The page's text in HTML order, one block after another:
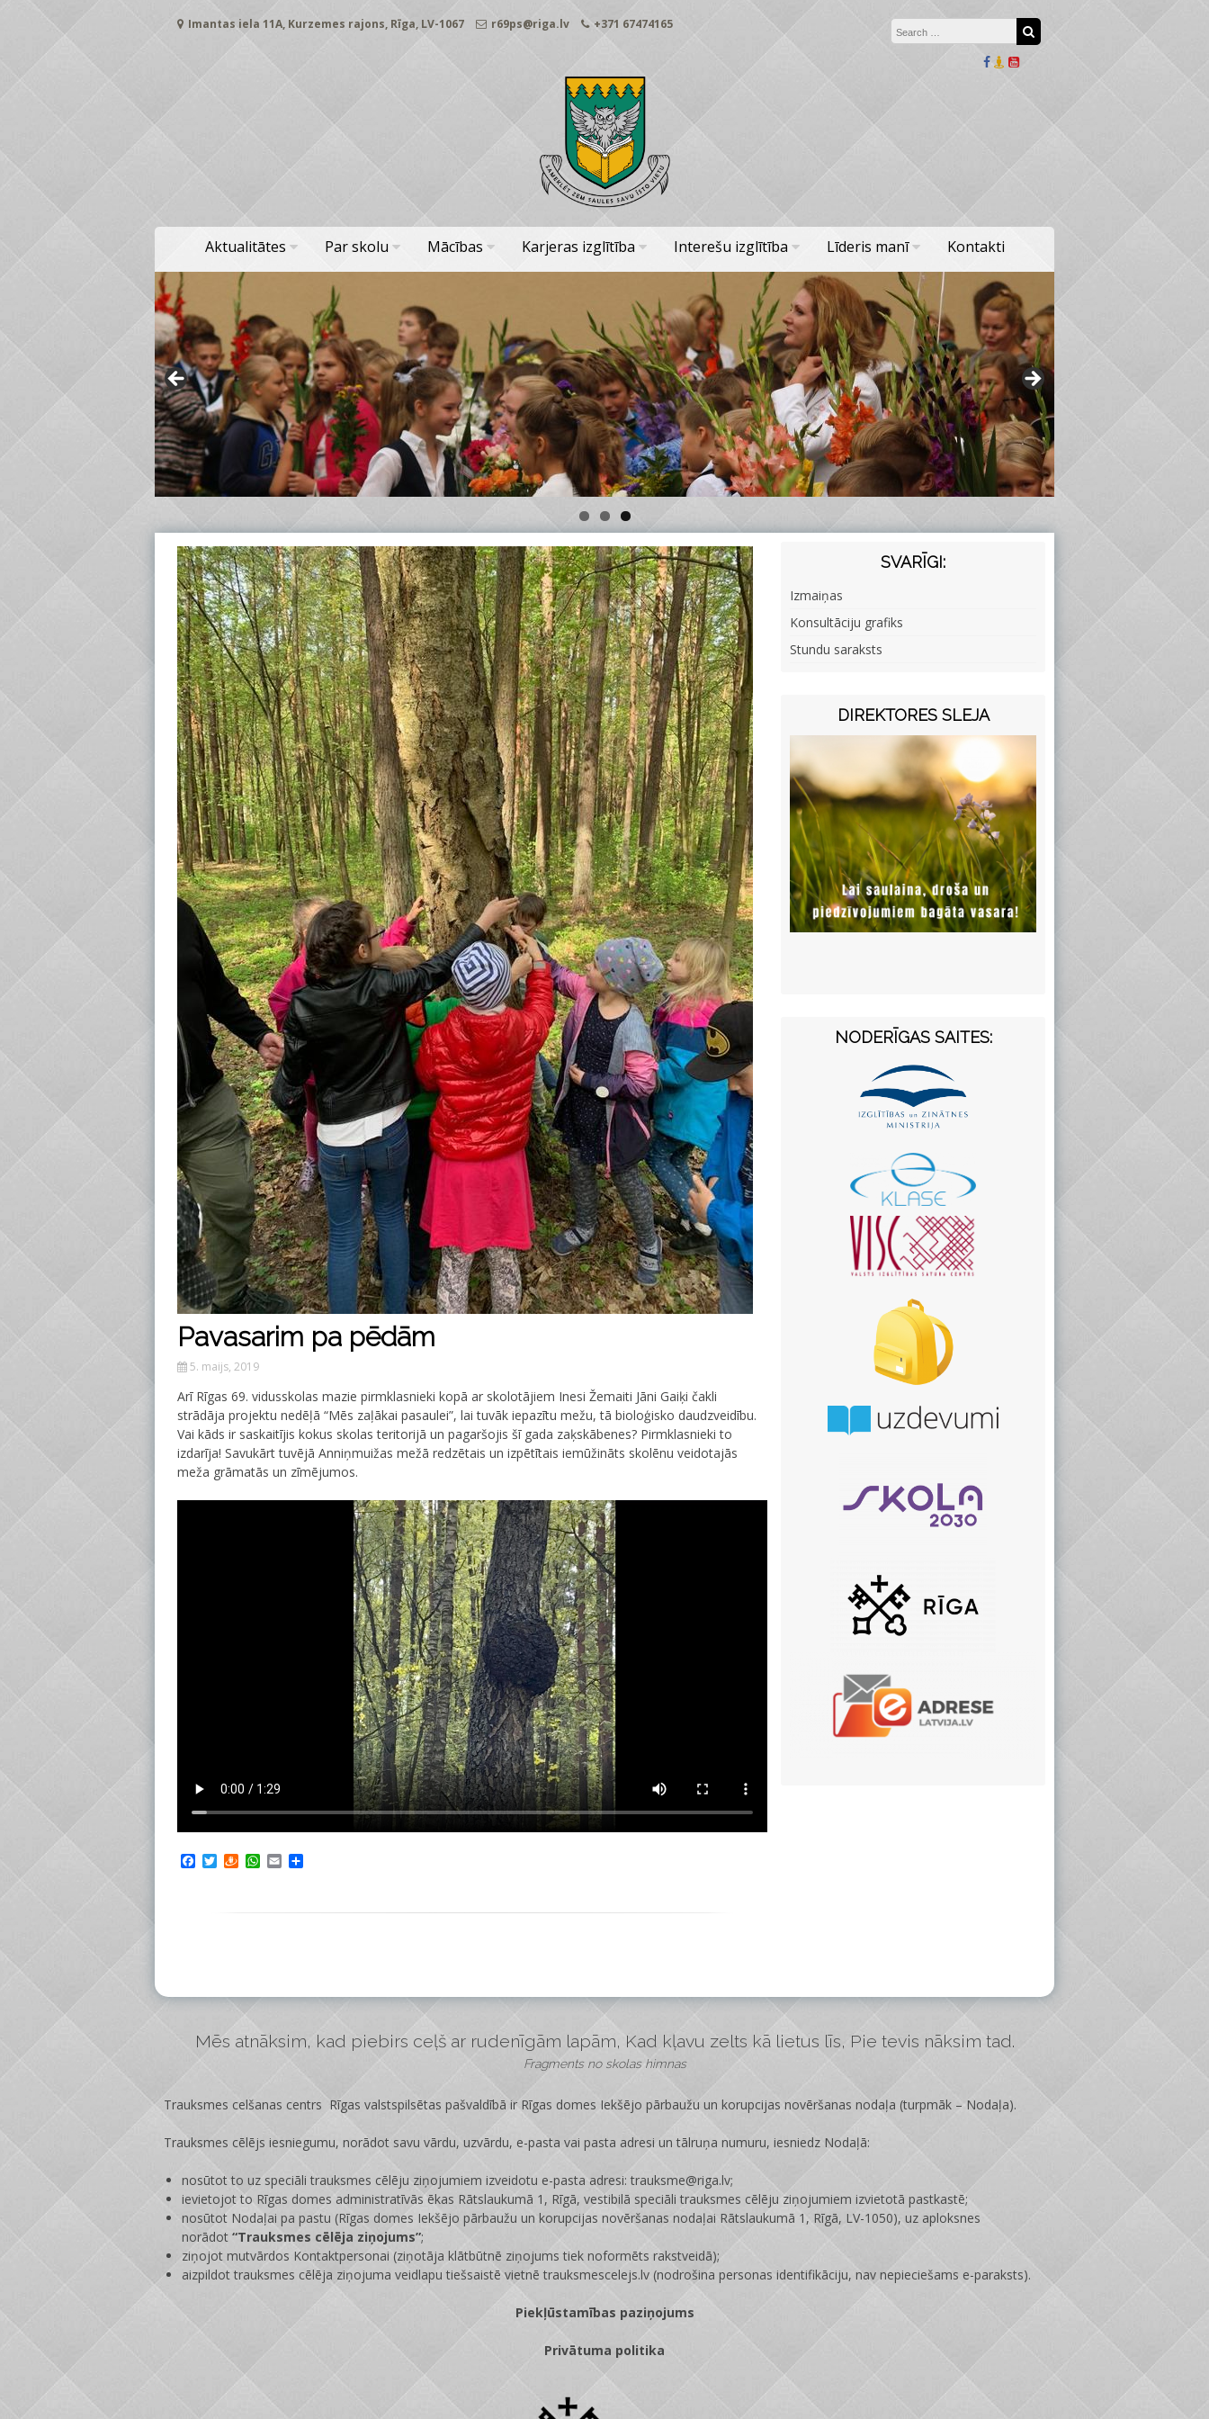
Imantas iela 11A, Kurzemes rajons, Rīga, LV-1067 r69ps@riga.lv +371 67474165
Aktualitātes Par skolu Mācības Karjeras izglītība Interešu izglītība Līderis manī Kontakti
Pavasarim pa pēdām
5. maijs, 2019
Arī Rīgas 69. vidusskolas mazie pirmklasnieki kopā ar skolotājiem Inesi Žemaiti Jāni Gaiķi čakli
strādāja projektu nedēļā “Mēs zaļākai pasaulei”, lai tuvāk iepazītu mežu, tā bioloģisko daudzveidību.
Vai kāds ir saskaitījis kokus skolas teritorijā un pagaršojis šī gada zaķskābenes? Pirmklasnieki to
izdarīja! Savukārt tuvējā Anniņmuižas mežā redzētais un izpētītais iemūžināts skolēnu veidotajās
meža grāmatās un zīmējumos.
Facebook
TwitterDraugiem
WhatsApp
Email
SVARĪGI:
Izmaiņas
Konsultāciju grafiks
Stundu saraksts
DIREKTORES SLEJA
NODERĪGAS SAITES:
Mēs atnāksim, kad piebirs ceļš ar rudenīgām lapām, Kad kļavu zelts kā lietus līs, Pie tevis nāksim tad.
Fragments no skolas himnas
Trauksmes celšanas centrs Rīgas valstspilsētas pašvaldībā ir Rīgas domes Iekšējo pārbaužu un korupcijas novēršanas nodaļa (turpmāk – Nodaļa).
Trauksmes cēlējs iesniegumu, norādot savu vārdu, uzvārdu, e-pasta vai pasta adresi un tālruņa numuru, iesniedz Nodaļā:
nosūtot to uz speciāli trauksmes cēlēju ziņojumiem izveidotu e-pasta adresi: trauksme@riga.lv;
ievietojot to Rīgas domes administratīvās ēkas Rātslaukumā 1, Rīgā, vestibilā speciāli trauksmes cēlēju ziņojumiem izvietotā pastkastē;
nosūtot Nodaļai pa pastu (Rīgas domes Iekšējo pārbaužu un korupcijas novēršanas nodaļai Rātslaukumā 1, Rīgā, LV-1050), uz aploksnes
norādot “Trauksmes cēlēja ziņojums”;
ziņojot mutvārdos Kontaktpersonai (ziņotāja klātbūtnē ziņojums tiek noformēts rakstveidā);
aizpildot trauksmes cēlēja ziņojuma veidlapu tiešsaistē vietnētrauksmescelejs.lv (nodrošina personas identifikāciju, nav nepieciešams e-paraksts).
Piekļūstamības paziņojums
Privātuma politika